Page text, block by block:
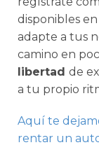
disponibles
adapte a tus
camino en
libertad de
a tu propio
Aquí te
rentar un